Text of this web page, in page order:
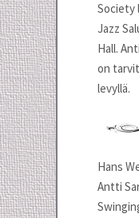
Society
Jazz
Hall.
on
levyllä.
Hans
Antti